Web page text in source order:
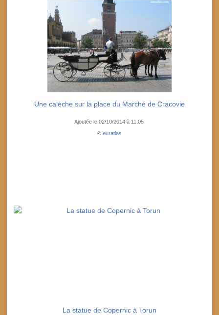
Une calèche sur la place du Marché de Cracovie
Ajoutée le 02/10/2014 à 11:05
© euratlas
La statue de Copernic à Torun